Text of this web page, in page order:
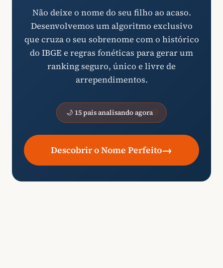
Não deixe o nome do seu filho ao acaso.
Desenvolvemos um algoritmo exclusivo
que cruza o seu sobrenome com o histórico
do IBGE e regras fonéticas para gerar um
ranking seguro, único e livre de
arrependimentos.
🌙 15 pais analisando agora
Descobrir o Nome Perfeito→